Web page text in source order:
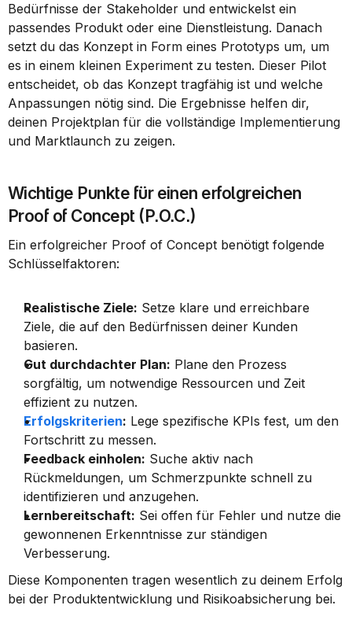
Bedürfnisse der Stakeholder und entwickelst ein
passendes Produkt oder eine Dienstleistung. Danach
setzt du das Konzept in Form eines Prototyps um, um
es in einem kleinen Experiment zu testen. Dieser Pilot
entscheidet, ob das Konzept tragfähig ist und welche
Anpassungen nötig sind. Die Ergebnisse helfen dir,
deinen Projektplan für die vollständige Implementierung
und Marktlaunch zu zeigen.
Wichtige Punkte für einen erfolgreichen
Proof of Concept (P.O.C.)
Ein erfolgreicher Proof of Concept benötigt folgende
Schlüsselfaktoren:
Realistische Ziele: Setze klare und erreichbare
Ziele, die auf den Bedürfnissen deiner Kunden
basieren.
Gut durchdachter Plan: Plane den Prozess
sorgfältig, um notwendige Ressourcen und Zeit
effizient zu nutzen.
Erfolgskriterien: Lege spezifische KPIs fest, um den
Fortschritt zu messen.
Feedback einholen: Suche aktiv nach
Rückmeldungen, um Schmerzpunkte schnell zu
identifizieren und anzugehen.
Lernbereitschaft: Sei offen für Fehler und nutze die
gewonnenen Erkenntnisse zur ständigen
Verbesserung.
Diese Komponenten tragen wesentlich zu deinem Erfolg
bei der Produktentwicklung und Risikoabsicherung bei.